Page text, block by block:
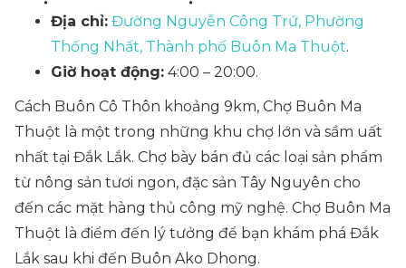
Địa chỉ: Đường Nguyễn Công Trứ, Phường
Thống Nhất, Thành phố Buôn Ma Thuột.
Giờ hoạt động: 4:00 – 20:00.
Cách Buôn Cô Thôn khoảng 9km, Chợ Buôn Ma
Thuột là một trong những khu chợ lớn và sầm uất
nhất tại Đắk Lắk. Chợ bày bán đủ các loại sản phẩm
từ nông sản tươi ngon, đặc sản Tây Nguyên cho
đến các mặt hàng thủ công mỹ nghệ. Chợ Buôn Ma
Thuột là điểm đến lý tưởng để bạn khám phá Đắk
Lắk sau khi đến Buôn Ako Dhong.